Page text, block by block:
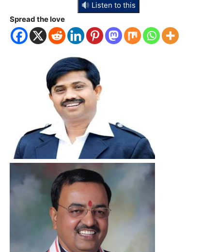
Listen to this
Spread the love